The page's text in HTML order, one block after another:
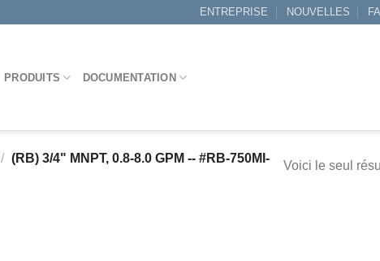
ENTREPRISE NOUVELLES
PRODUITS DOCUMENTATION
/ (RB) 3/4" MNPT, 0.8-8.0 GPM -- #RB-750MI-
Voici le seul